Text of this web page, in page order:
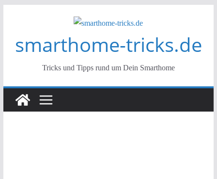
smarthome-tricks.de
Tricks und Tipps rund um Dein Smarthome